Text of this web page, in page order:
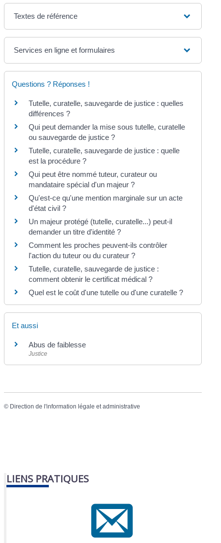
Textes de référence
Services en ligne et formulaires
Questions ? Réponses !
Tutelle, curatelle, sauvegarde de justice : quelles
différences ?
Qui peut demander la mise sous tutelle, curatelle
ou sauvegarde de justice ?
Tutelle, curatelle, sauvegarde de justice : quelle
est la procédure ?
Qui peut être nommé tuteur, curateur ou
mandataire spécial d'un majeur ?
Qu'est-ce qu'une mention marginale sur un acte
d'état civil ?
Un majeur protégé (tutelle, curatelle...) peut-il
demander un titre d'identité ?
Comment les proches peuvent-ils contrôler
l'action du tuteur ou du curateur ?
Tutelle, curatelle, sauvegarde de justice :
comment obtenir le certificat médical ?
Quel est le coût d'une tutelle ou d'une curatelle ?
Et aussi
Abus de faiblesse
Justice
© Direction de l'information légale et administrative
LIENS PRATIQUES